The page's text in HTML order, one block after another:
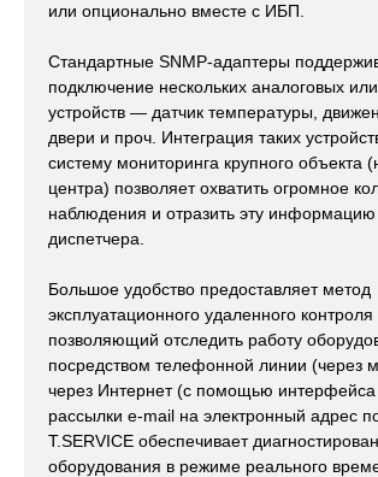
или опционально вместе с ИБП.
Стандартные SNMP-адаптеры
подключение нескольких аналоговых
устройств — датчик температуры,
двери и проч. Интеграция таких
систему мониторинга крупного объекта
центра) позволяет охватить огромное
наблюдения и отразить эту информацию
диспетчера.
Большое удобство предоставляет метод
эксплуатационного удаленного контроля
позволяющий отследить работу
посредством телефонной линии (через
через Интернет (с помощью интерфейса
рассылки e-mail на электронный адрес
T.SERVICE обеспечивает
оборудования в режиме реального